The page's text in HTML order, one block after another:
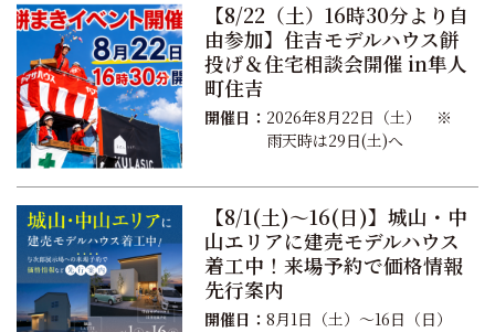
【8/22（土）16時30分より自
由参加】住吉モデルハウス餅
投げ＆住宅相談会開催 in隼人
町住吉
開催日： 2026年8月22日（土） ※
雨天時は29日(土)へ
【8/1(土)〜16(日)】城山・中
山エリアに建売モデルハウス
着工中！来場予約で価格情報
先行案内
開催日： 8月1日（土）〜16日（日）